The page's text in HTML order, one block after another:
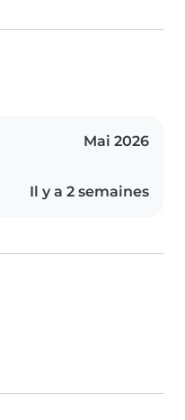
Mai 2026
Il y a 2 semaines